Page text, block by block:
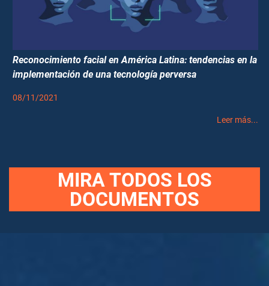
Reconocimiento facial en América Latina: tendencias en la
implementación de una tecnología perversa
08/11/2021
Leer más...
MIRA TODOS LOS
DOCUMENTOS